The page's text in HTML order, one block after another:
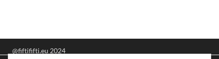
@fiftififti.eu 2024